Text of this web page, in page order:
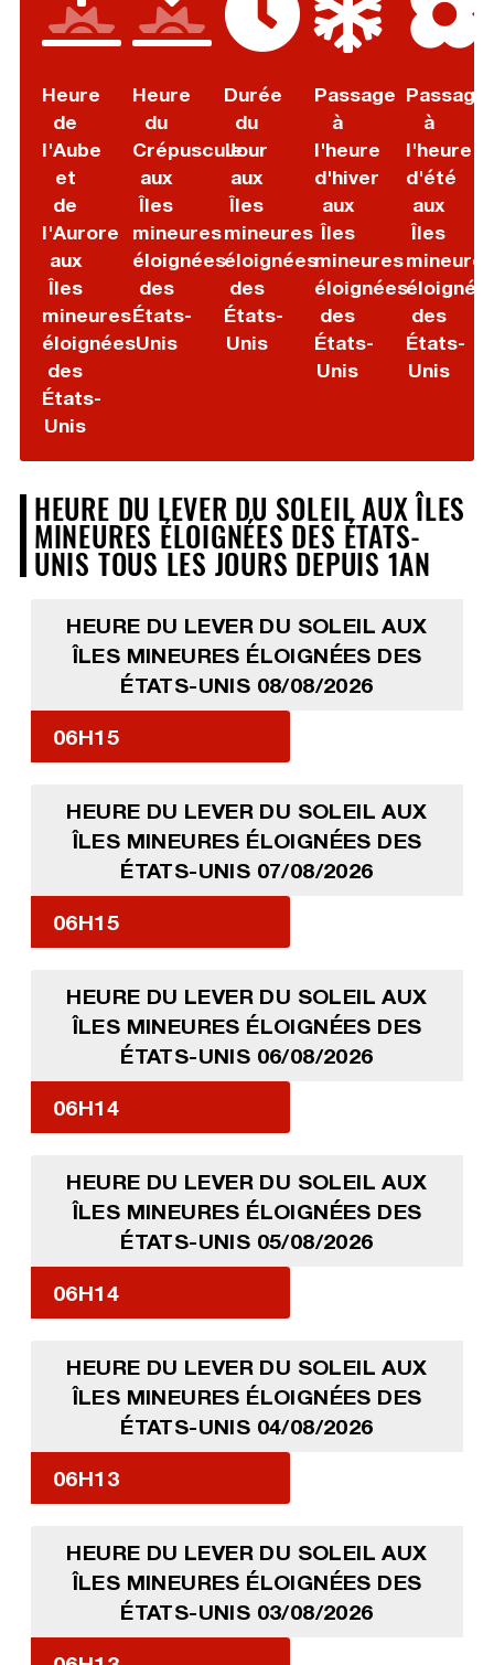
Heure
de
l'Aube
et
de
l'Aurore
aux
Îles
mineures
éloignées
des
États-
Unis
Heure
du
Crépuscule
aux
Îles
mineures
éloignées
des
États-
Unis
Durée
du
Jour
aux
Îles
mineures
éloignées
des
États-
Unis
Passage
à
l'heure
d'hiver
aux
Îles
mineures
éloignées
des
États-
Unis
Passage
à
l'heure
d'été
aux
Îles
mineures
des
États-
Unis
HEURE DU LEVER DU SOLEIL AUX ÎLES
MINEURES ÉLOIGNÉES DES ÉTATS-
UNIS TOUS LES JOURS DEPUIS 1AN
HEURE DU LEVER DU SOLEIL AUX
ÎLES MINEURES ÉLOIGNÉES DES
ÉTATS-UNIS 08/08/2026
06H15
HEURE DU LEVER DU SOLEIL AUX
ÎLES MINEURES ÉLOIGNÉES DES
ÉTATS-UNIS 07/08/2026
06H15
HEURE DU LEVER DU SOLEIL AUX
ÎLES MINEURES ÉLOIGNÉES DES
ÉTATS-UNIS 06/08/2026
06H14
HEURE DU LEVER DU SOLEIL AUX
ÎLES MINEURES ÉLOIGNÉES DES
ÉTATS-UNIS 05/08/2026
06H14
HEURE DU LEVER DU SOLEIL AUX
ÎLES MINEURES ÉLOIGNÉES DES
ÉTATS-UNIS 04/08/2026
06H13
HEURE DU LEVER DU SOLEIL AUX
ÎLES MINEURES ÉLOIGNÉES DES
ÉTATS-UNIS 03/08/2026